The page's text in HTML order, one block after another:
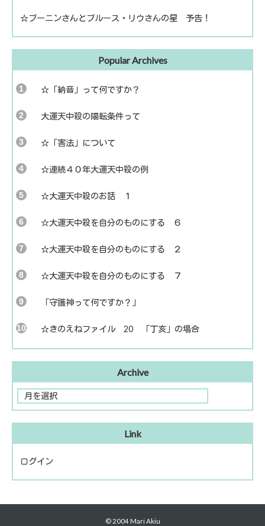
☆ブーニンさんとブルース・リウさんの星 予告！
Popular Archives
☆「納音」って何ですか？
大運天中殺の陽転条件って
☆「害法」について
☆連続４０年大運天中殺の例
☆大運天中殺のお話 １
☆大運天中殺を自分のものにする ６
☆大運天中殺を自分のものにする ２
☆大運天中殺を自分のものにする ７
「守護神って何ですか？」
☆きのえねファイル 20 「丁亥」の場合
Archive
Link
ログイン
© 2004 Mari Akiu